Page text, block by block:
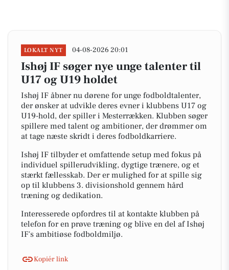
LOKALT NYT 04-08-2026 20:01
Ishøj IF søger nye unge talenter til
U17 og U19 holdet
Ishøj IF åbner nu dørene for unge fodboldtalenter,
der ønsker at udvikle deres evner i klubbens U17 og
U19-hold, der spiller i Mesterrækken. Klubben søger
spillere med talent og ambitioner, der drømmer om
at tage næste skridt i deres fodboldkarriere.
Ishøj IF tilbyder et omfattende setup med fokus på
individuel spillerudvikling, dygtige trænere, og et
stærkt fællesskab. Der er mulighed for at spille sig
op til klubbens 3. divisionshold gennem hård
træning og dedikation.
Interesserede opfordres til at kontakte klubben på
telefon for en prøve træning og blive en del af Ishøj
IF's ambitiøse fodboldmiljø.
Kopiér link